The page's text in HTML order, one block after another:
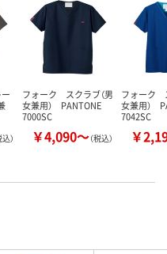
込）
フォーク スクラブ（男
女兼用） PANTONE
7000SC
￥4,090～（税込）
フォーク
女兼用）
7042SC
￥